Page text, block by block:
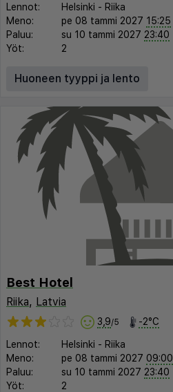
Lennot: Helsinki - Riika
Meno:
pe 08 tammi 2027 15:25
Paluu:
su 10 tammi 2027 23:40
Yöt:
2
Huoneen tyyppi ja lento
Best Hotel
Riika, Latvia
3,9/5 -2°C
Lennot: Helsinki - Riika
Meno:
pe 08 tammi 2027 09:00
Paluu:
su 10 tammi 2027 23:40
Yöt:
2